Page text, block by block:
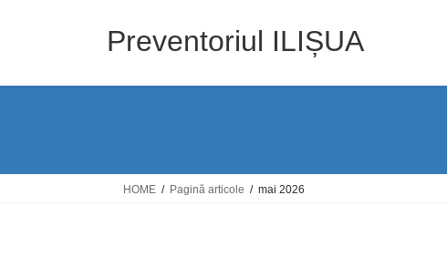
Preventoriul ILIȘUA
HOME Pagină articole mai 2026